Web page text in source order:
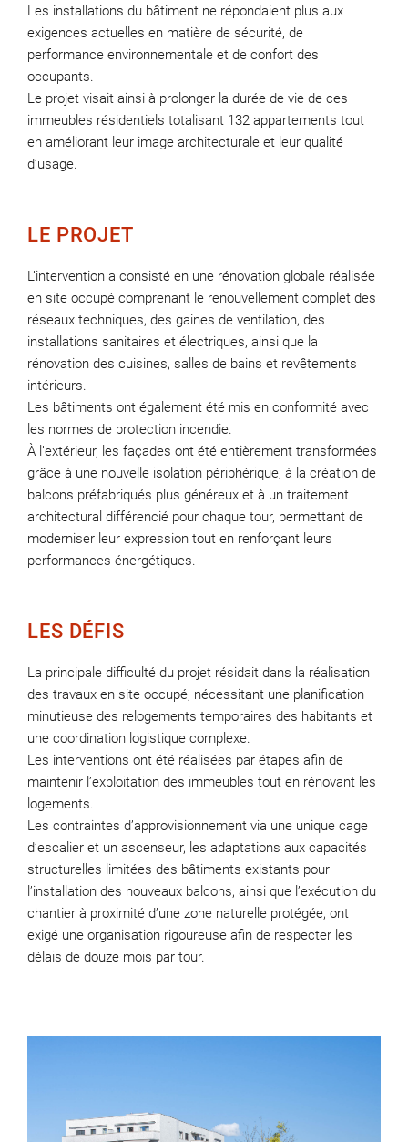
Les installations du bâtiment ne répondaient plus aux
exigences actuelles en matière de sécurité, de
performance environnementale et de confort des
occupants.
Le projet visait ainsi à prolonger la durée de vie de ces
immeubles résidentiels totalisant 132 appartements tout
en améliorant leur image architecturale et leur qualité
d’usage.
LE PROJET
L’intervention a consisté en une rénovation globale réalisée
en site occupé comprenant le renouvellement complet des
réseaux techniques, des gaines de ventilation, des
installations sanitaires et électriques, ainsi que la
rénovation des cuisines, salles de bains et revêtements
intérieurs.
Les bâtiments ont également été mis en conformité avec
les normes de protection incendie.
À l’extérieur, les façades ont été entièrement transformées
grâce à une nouvelle isolation périphérique, à la création de
balcons préfabriqués plus généreux et à un traitement
architectural différencié pour chaque tour, permettant de
moderniser leur expression tout en renforçant leurs
performances énergétiques.
LES DÉFIS
La principale difficulté du projet résidait dans la réalisation
des travaux en site occupé, nécessitant une planification
minutieuse des relogements temporaires des habitants et
une coordination logistique complexe.
Les interventions ont été réalisées par étapes afin de
maintenir l’exploitation des immeubles tout en rénovant les
logements.
Les contraintes d’approvisionnement via une unique cage
d’escalier et un ascenseur, les adaptations aux capacités
structurelles limitées des bâtiments existants pour
l’installation des nouveaux balcons, ainsi que l’exécution du
chantier à proximité d’une zone naturelle protégée, ont
exigé une organisation rigoureuse afin de respecter les
délais de douze mois par tour.